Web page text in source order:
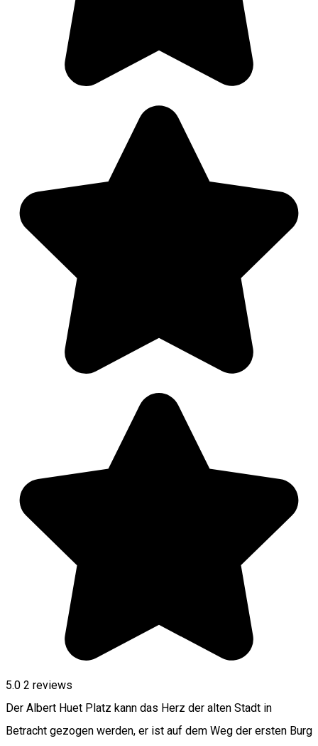
5.0 2 reviews
Der Albert Huet Platz kann das Herz der alten Stadt in
Betracht gezogen werden, er ist auf dem Weg der ersten Burg